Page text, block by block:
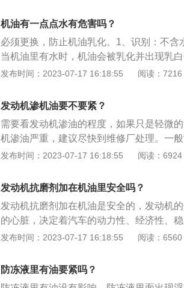
店进行检查。
合了水汽从空气滤清器中进水，只需要简
阀、气缸的水汽清理干净即可。如果发动
是声音比较大，可能是机油、汽油中有少
关的配件。如果进水较多，发动机已经进
启动汽车，发动机没有造成损坏，需要将
机油有一点点水有危害吗？
必须更换，防止机油乳化。1、识别：不含
当机油里有水时，机油会被乳化并出现乳
防止对发动机造成损害，需要清洗发动机
行驶，则活塞会卡在气缸内，连杆弯曲或
机可能需要大修或报废，留下抖动、功率
发布时间：2023-07-17 16:18:55 阅读：7216
发动机渗机油要不要紧？
需要看发动机渗油的程度，如果只是轻微
机渗油严重，建议尽快到维修厂处理。一
装配不当，表面清洁不足，密封衬垫破损
或者折断。3、润滑油添加过多或者添加错
4、产品质量问题，生产流程中出现纰漏
用时间过长，密封部件老化失效。6、发
直接渗油。7、零件接合面弯曲变形或者受
合。
发布时间：2023-07-17 16:18:55 阅读：6924
发动机抗磨剂加在机油里安全吗？
发动机抗磨剂加在机油是安全的，发动机
的心脏，决定着汽车的动力性、经济性、
1、使用质量好的机油；2、使用合格的冷
源不同，可分为柴油发动机、汽油发动机
见的汽油机和柴油机都属于往复活塞式内
发布时间：2023-07-17 16:18:55 阅读：6560
防冻液里有油要紧吗？